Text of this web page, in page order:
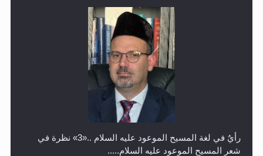
رأيٌ في لغة المسيح الموعود عليه السلام ..«3» نظرة في
شعر المسيح الموعود عليه السلام.....